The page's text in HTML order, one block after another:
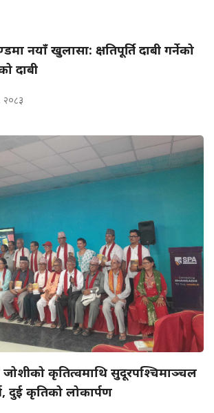
नयाँ खुलासा: क्षतिपूर्ति दाबी गर्नेको
दाबी
जोशीको कृतित्वमाथि सुदूरपश्चिमाञ्चल
दुई कृतिको लोकार्पण